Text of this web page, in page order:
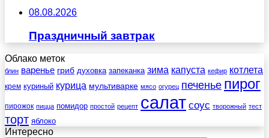
08.08.2026
Праздничный завтрак
Облако меток
блин варенье гриб духовка запеканка зима капуста кефир котлета
крем куриный курица мультиварке мясо огурец печенье пирог
пирожок пицца помидор простой рецепт салат соус творожный тест
торт яблоко
Интересно